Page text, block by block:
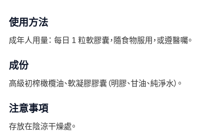
使用方法
成年人用量： 每日 1 粒軟膠囊，隨食物服用，或遵醫囑。
成份
高級初榨橄欖油、軟凝膠膠囊（明膠、甘油、純淨水）。
注意事項
存放在陰涼干燥處。